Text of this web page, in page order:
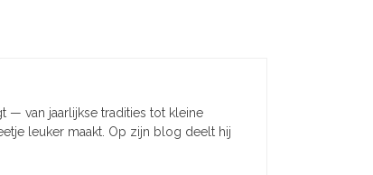
— van jaarlijkse tradities tot kleine
leuker maakt. Op zijn blog deelt hij